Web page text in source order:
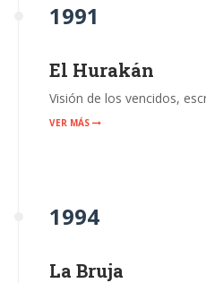
1991
El Hurakán
Visión de los vencidos,
VER MÁS
1994
La Bruja